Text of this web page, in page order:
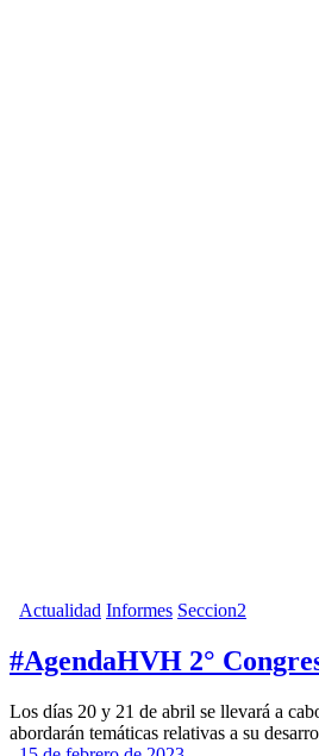
Actualidad Informes Seccion2
#AgendaHVH 2°
Los días 20 y 21 de abril se llevará a
abordarán temáticas relativas a su